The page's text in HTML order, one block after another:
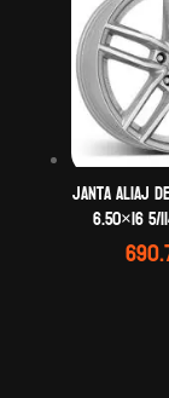
Janta aliaj
6.50×16 5/